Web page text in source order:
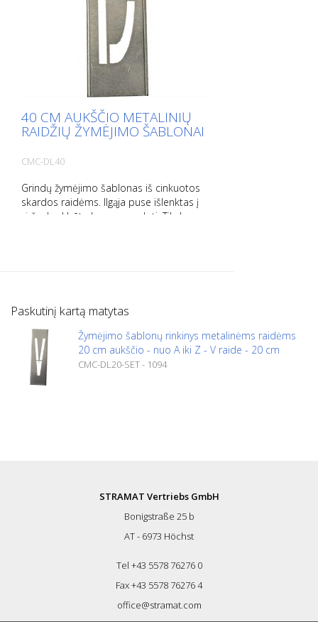
40 CM AUKŠČIO METALINIŲ
RAIDŽIŲ ŽYMĖJIMO ŠABLONAI
CMC-DL40
Grindų žymėjimo šablonas iš cinkuotos
skardos raidėms. Ilgąja puse išlenktas į
viršų, kad būtų lengva naudoti. Tikslus
Paskutinį kartą matytas
Žymėjimo šablonų rinkinys metalinėms raidėms
20 cm aukščio - nuo A iki Z - V raide - 20 cm
CMC-DL20-SET - 1094
STRAMAT Vertriebs GmbH
Bonigstraße 25 b
AT - 6973 Höchst
Tel +43 5578 76276 0
Fax +43 5578 76276 4
office@stramat.com